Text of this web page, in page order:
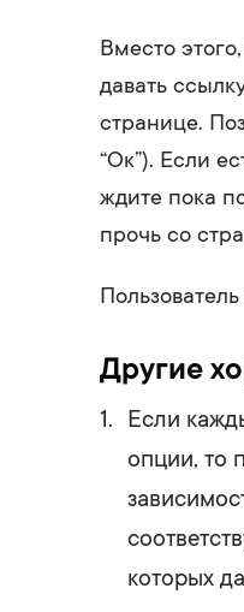
Вместо
давать
странице.
“Ок”). Если
ждите пока
прочь со
Другие
Если
опции, то
которых